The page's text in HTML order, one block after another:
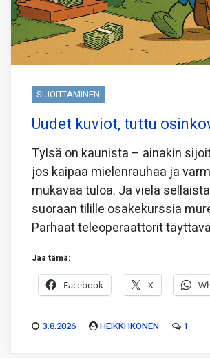
SIJOITTAMINEN
Uudet kuviot, tuttu
Tylsä on kaunista – ainakin
jos kaipaa mielenrauhaa ja
mukavaa tuloa. Ja vielä
suoraan tilille osakekurssia
Parhaat teleoperaattorit
Jaa tämä:
Facebook X
3.8.2026 HEIKKI IKONEN 1